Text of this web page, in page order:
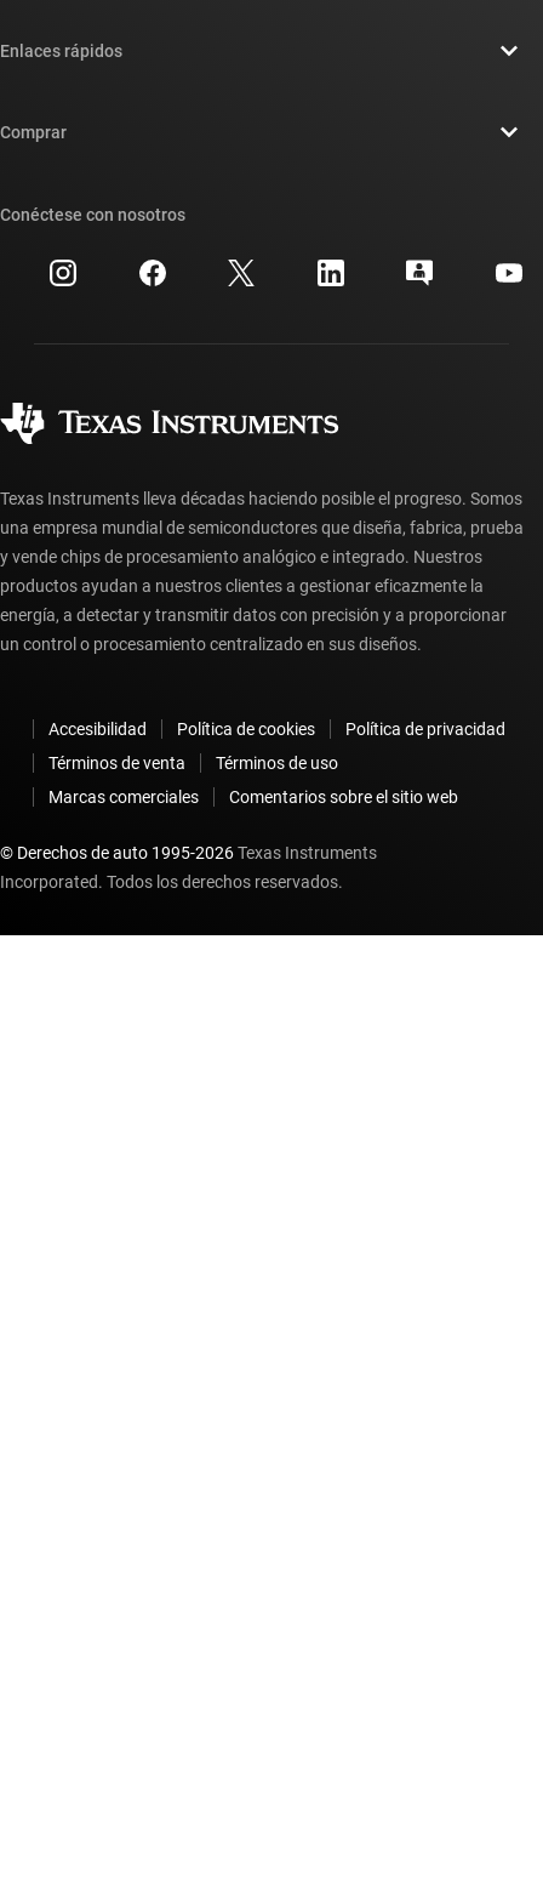
Sala de redacción
Relaciones con los inversionistas
Fabricación
Enlaces rápidos
Búsqueda de referencias cruzadas
Centro de atención al cliente
Preguntas frecuentes sobre la cuenta myTI
Comprar
Preguntas frecuentes sobre pedidos
Conéctese con nosotros
Texas Instruments lleva décadas haciendo posible el progreso. Somos
una empresa mundial de semiconductores que diseña, fabrica, prueba
y vende chips de procesamiento analógico e integrado. Nuestros
productos ayudan a nuestros clientes a gestionar eficazmente la
energía, a detectar y transmitir datos con precisión y a proporcionar
un control o procesamiento centralizado en sus diseños.
Accesibilidad Política de cookies
Política de privacidad
Términos de venta
Términos de uso
Marcas comerciales
Comentarios sobre el sitio web
© Derechos de auto 1995-2026Texas Instruments
Incorporated. Todos los derechos reservados.